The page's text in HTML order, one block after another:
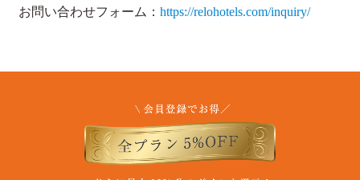
お問い合わせフォーム： https://relohotels.com/inquiry/